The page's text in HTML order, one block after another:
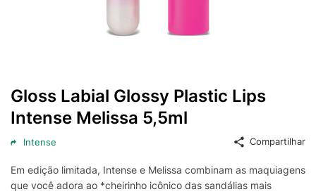
Gloss Labial Glossy Plastic Lips
Intense Melissa 5,5ml
Intense Compartilhar
Em edição limitada, Intense e Melissa combinam as maquiagens
que você adora ao *cheirinho icônico das sandálias mais